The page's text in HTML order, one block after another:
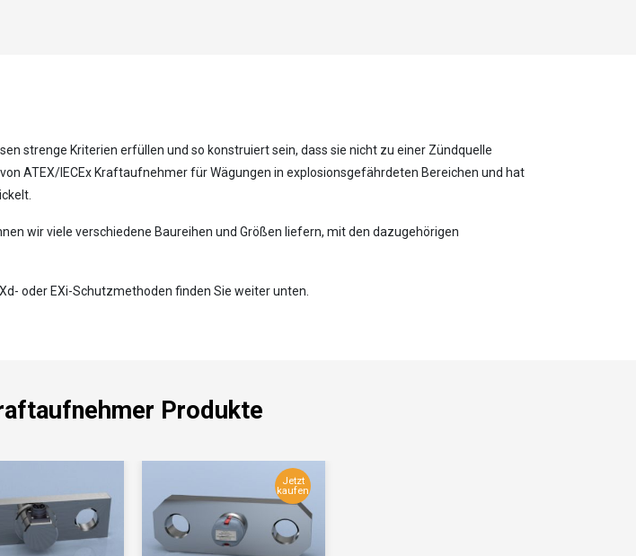
strenge Kriterien erfüllen und so konstruiert sein, dass sie nicht zu einer Zündquelle
ATEX/IECEx Kraftaufnehmer für Wägungen in explosionsgefährdeten Bereichen und hat
wir viele verschiedene Baureihen und Größen liefern, mit den dazugehörigen
oder EXi-Schutzmethoden finden Sie weiter unten.
Produkte
Jetzt
kaufen